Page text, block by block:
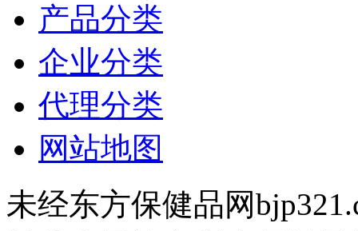
产品分类
企业分类
代理分类
网站地图
未经东方保健品网